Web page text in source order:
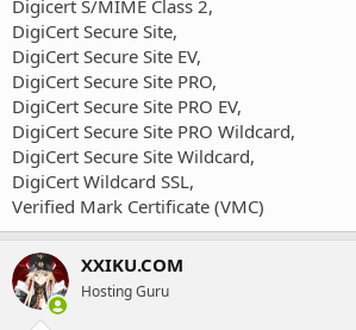
Digicert S/MIME Class 2,
DigiCert Secure Site,
DigiCert Secure Site EV,
DigiCert Secure Site PRO,
DigiCert Secure Site PRO EV,
DigiCert Secure Site PRO Wildcard,
DigiCert Secure Site Wildcard,
DigiCert Wildcard SSL,
Verified Mark Certificate (VMC)
XXIKU.COM
Hosting Guru